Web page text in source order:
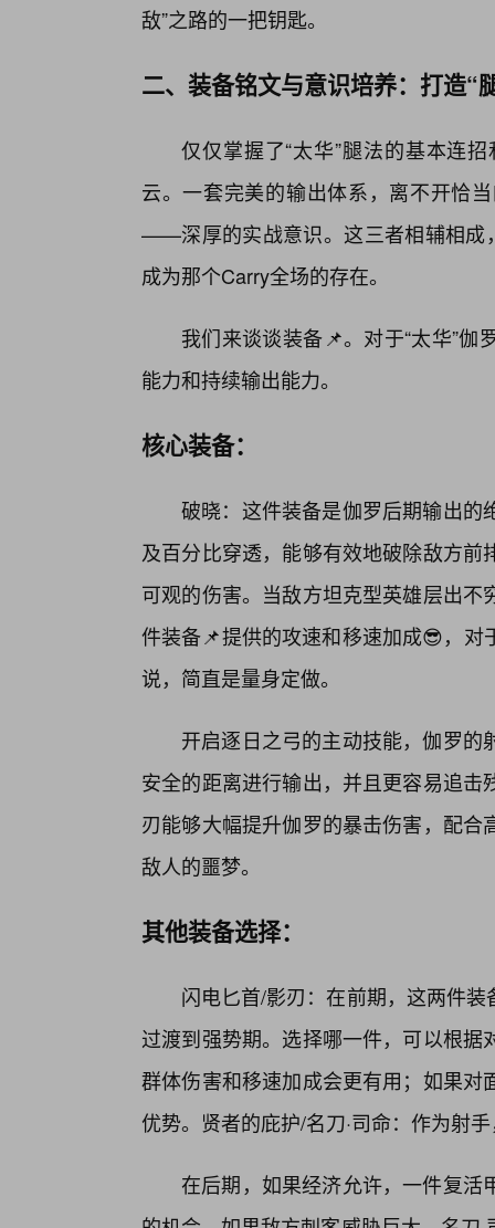
敌”之路的一把钥匙。
二、装备铭文与意识培养：打造“
仅仅掌握了“太华”腿法的基本连
云。一套完美的输出体系，离不开恰
——深厚的实战意识。这三者相辅相成
成为那个Carry全场的存在。
我们来谈谈装备📌。对于“太华”
能力和持续输出能力。
核心装备：
破晓：这件装备是伽罗后期输出的
及百分比穿透，能够有效地破除敌方
可观的伤害。当敌方坦克型英雄层出
件装备📌提供的攻速和移速加成😎，
说，简直是量身定做。
开启逐日之弓的主动技能，伽罗
安全的距离进行输出，并且更容易追
刃能够大幅提升伽罗的暴击伤害，配
敌人的噩梦。
其他装备选择：
闪电匕首/影刃：在前期，这两件
过渡到强势期。选择哪一件，可以根
群体伤害和移速加成会更有用；如果
优势。贤者的庇护/名刀·司命：作为射
在后期，如果经济允许，一件复活